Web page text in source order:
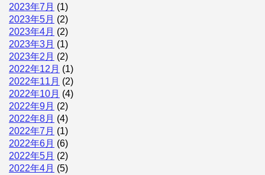
2023年7月 (1)
2023年5月 (2)
2023年4月 (2)
2023年3月 (1)
2023年2月 (2)
2022年12月 (1)
2022年11月 (2)
2022年10月 (4)
2022年9月 (2)
2022年8月 (4)
2022年7月 (1)
2022年6月 (6)
2022年5月 (2)
2022年4月 (5)